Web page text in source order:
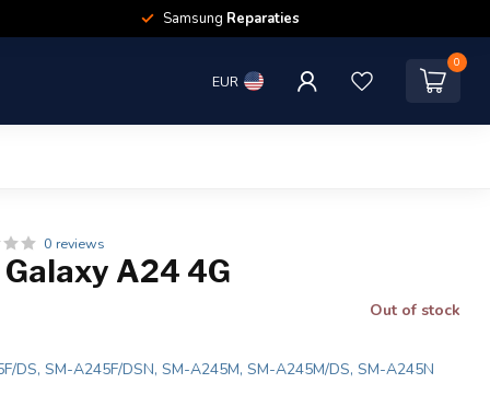
Samsung Reparaties
EUR
0
0 reviews
A24 4G
Out of stock
DS, SM-A245F/DSN, SM-A245M, SM-A245M/DS, SM-A245N